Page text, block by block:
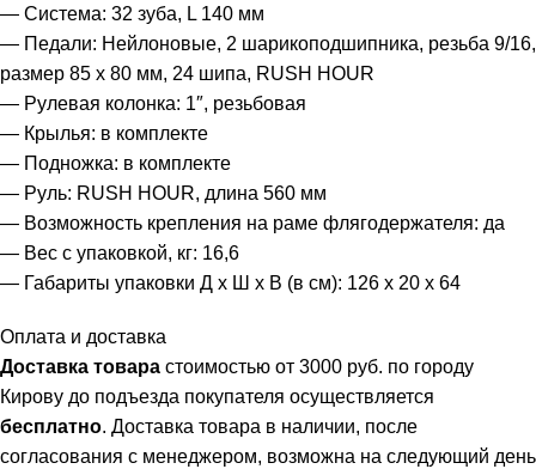
— Система: 32 зуба, L 140 мм
— Педали: Нейлоновые, 2 шарикоподшипника, резьба 9/16,
размер 85 х 80 мм, 24 шипа, RUSH HOUR
— Рулевая колонка: 1″, резьбовая
— Крылья: в комплекте
— Подножка: в комплекте
— Руль: RUSH HOUR, длина 560 мм
— Возможность крепления на раме флягодержателя: да
— Вес с упаковкой, кг: 16,6
— Габариты упаковки Д х Ш х В (в см): 126 х 20 х 64
Оплата и доставка
Доставка товара стоимостью от 3000 руб. по городу
Кирову до подъезда покупателя осуществляется
бесплатно. Доставка товара в наличии, после
согласования с менеджером, возможна на следующий день